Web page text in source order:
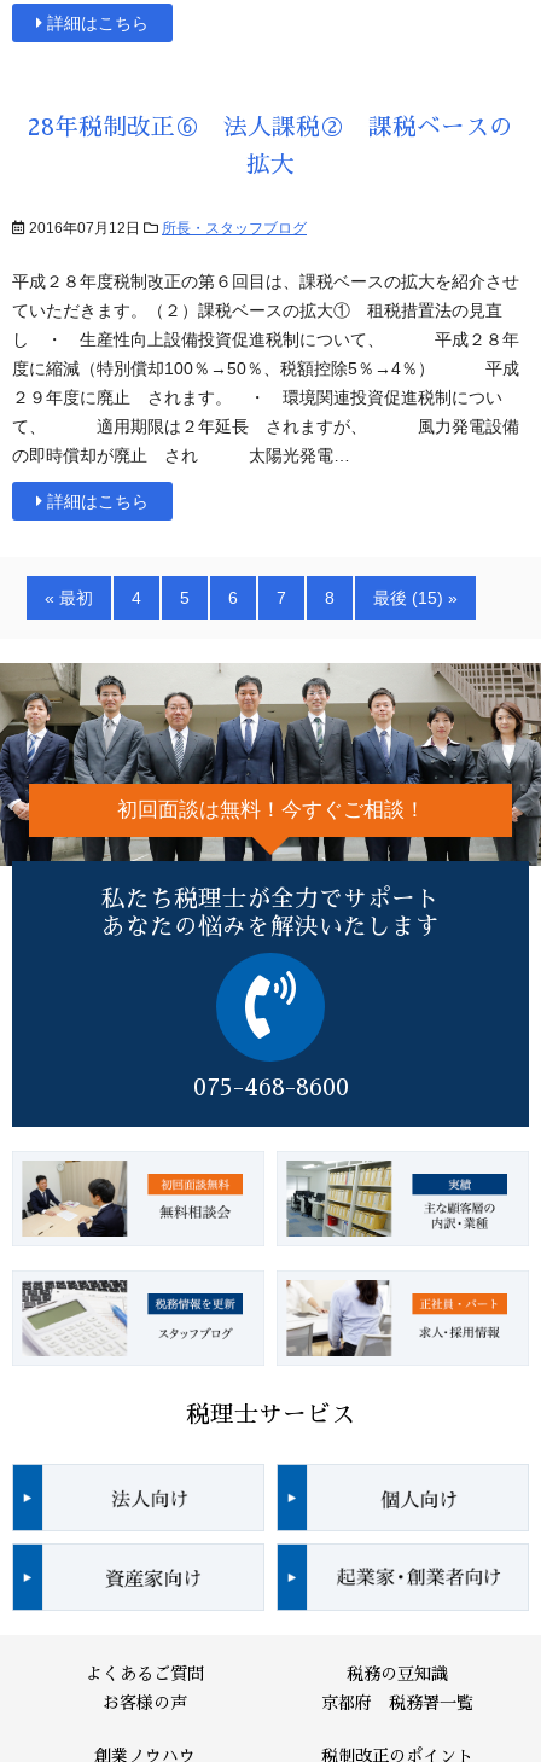
詳細はこちら
28年税制改正⑥ 法人課税② 課税ベースの
拡大
2016年07月12日 所長・スタッフブログ
平成２８年度税制改正の第６回目は、課税ベースの拡大を紹介させ
ていただきます。（２）課税ベースの拡大① 租税措置法の見直
し ・ 生産性向上設備投資促進税制について、 平成２８年
度に縮減（特別償却100％→50％、税額控除5％→4％） 平成
２９年度に廃止 されます。 ・ 環境関連投資促進税制につい
て、 適用期限は２年延長 されますが、 風力発電設備
の即時償却が廃止 され 太陽光発電…
詳細はこちら
« 最初 4 5 6 7 8 最後 (15) »
初回面談は無料！今すぐご相談！
私たち税理士が全力でサポート
あなたの悩みを解決いたします
075-468-8600
税理士サービス
よくあるご質問
お客様の声
税務の豆知識
京都府 税務署一覧
創業ノウハウ 税制改正のポイント